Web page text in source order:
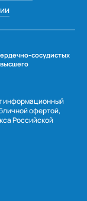
сосудистых
информационный
офертой,
Российской